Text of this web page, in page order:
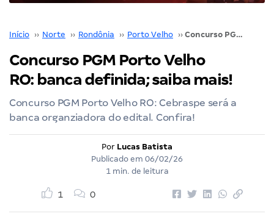
Início ›› Norte ›› Rondônia ›› Porto Velho ›› Concurso PGM Porto Velho RO: banca definida; saiba mais!
Concurso PGM Porto Velho
RO: banca definida; saiba mais!
Concurso PGM Porto Velho RO: Cebraspe será a
banca organziadora do edital. Confira!
Por Lucas Batista
Publicado em 06/02/26
1 min. de leitura
1 0